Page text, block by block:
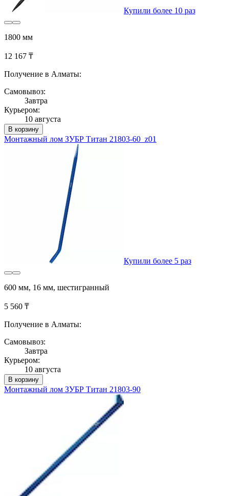
Купили более 10 раз
1800 мм
12 167 ₸
Получение в Алматы:
Самовывоз:
Завтра
Курьером:
10 августа
В корзину
Монтажный лом ЗУБР Титан 21803-60_z01
Купили более 5 раз
600 мм, 16 мм, шестигранный
5 560 ₸
Получение в Алматы:
Самовывоз:
Завтра
Курьером:
10 августа
В корзину
Монтажный лом ЗУБР Титан 21803-90